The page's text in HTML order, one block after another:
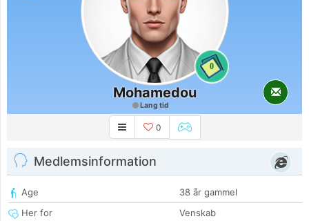
0
Mohamedou
Lang tid
0
Medlemsinformation
Age
38 år gammel
Her for
Venskab